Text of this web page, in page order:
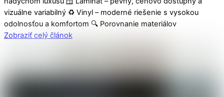
vizuálne variabilný ♻️ Vinyl – moderné riešenie s vysokou
odolnosťou a komfortom 🔍 Porovnanie materiálov
Zobraziť celý článok